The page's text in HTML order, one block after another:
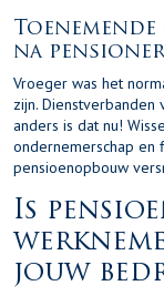
na
Vroeger was het
zijn.
anders is dat nu!
ondernemerschap
pensioenopbouw
Is
jouw